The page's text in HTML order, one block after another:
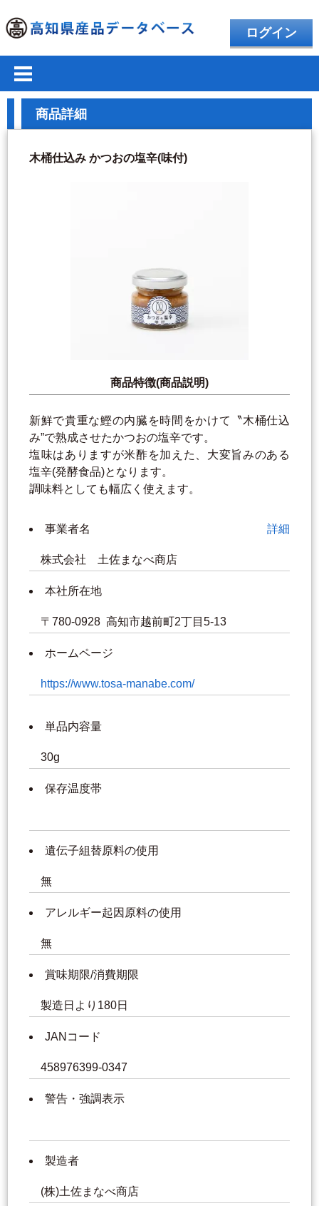
ログイン
商品詳細
木桶仕込み かつおの塩辛(味付)
商品特徴(商品説明)
新鮮で貴重な鰹の内臓を時間をかけて〝木桶仕込
み”で熟成させたかつおの塩辛です。
塩味はありますが米酢を加えた、大変旨みのある
塩辛(発酵食品)となります。
調味料としても幅広く使えます。
事業者名 詳細
株式会社 土佐まなべ商店
本社所在地
〒780-0928 高知市越前町2丁目5-13
ホームページ
https://www.tosa-manabe.com/
単品内容量
30g
保存温度帯
遺伝子組替原料の使用
無
アレルギー起因原料の使用
無
賞味期限/消費期限
製造日より180日
JANコード
458976399-0347
警告・強調表示
製造者
(株)土佐まなべ商店